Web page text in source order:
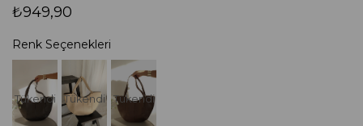
₺949,90
Renk Seçenekleri
Tükendi Tükendi Tükendi